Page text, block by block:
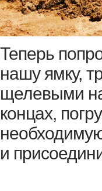
Теперь
нашу ямку,
щелевыми
концах,
и